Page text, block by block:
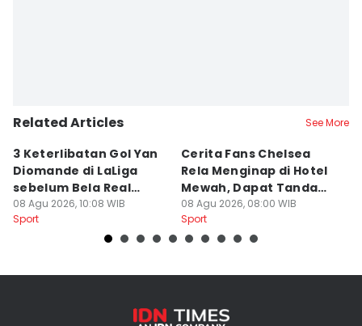
Related Articles See More
3 Keterlibatan Gol Yan
Diomande di LaLiga
sebelum Bela Real
Madrid
08 Agu 2026, 10:08 WIB
Sport
Cerita Fans Chelsea
Rela Menginap di Hotel
Mewah, Dapat Tanda
Tangan Alonso
08 Agu 2026, 08:00 WIB
Sport